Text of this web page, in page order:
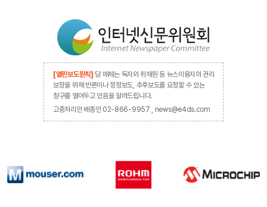
[열린보도원칙] 당 매체는 독자와 취재원 등 뉴스이용자의 권리
보장을 위해 반론이나 정정보도, 추후보도를 요청할 수 있는
창구를 열어두고 있음을 알려드립니다.
고충처리인 배종인 02-866-9957 , news@e4ds.com